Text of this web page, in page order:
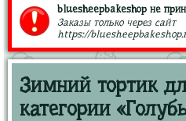
bluesheepbakeshop не
Заказы только через сайт
https://
Зимний тортик
категории